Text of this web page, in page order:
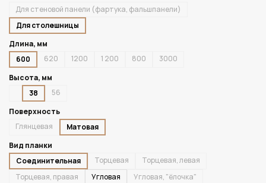
Для стеновой панели (фартука, фальшпанели)
Для столешницы
Длина, мм
600
620 1200 1 200 800
3000
Высота, мм
38
56
Поверхность
Глянцевая
Матовая
Вид планки
Соединительная
Торцевая
Торцевая, левая
Торцевая, правая
Угловая
Угловая, "ёлочка"